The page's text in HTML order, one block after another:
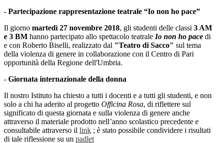
- Partecipazione rappresentazione teatrale “Io non ho pace”
Il giorno martedì 27 novembre 2018, gli studenti delle classi 3 AM
e 3 BM hanno partecipato allo spettacolo teatrale Io non ho pace di
e con Roberto Biselli, realizzato dal "Teatro di Sacco" sul tema
della violenza di genere in collaborazione con il Centro di Pari
opportunità della Regione dell'Umbria.
- Giornata internazionale della donna
Il nostro Istituto ha chiesto a tutti i docenti e a tutti gli studenti, e non
solo a chi ha aderito al progetto Officina Rosa, di riflettere sul
significato di questa giornata e sulla violenza di genere anche
attraverso il materiale prodotto nell’anno scolastico precedente e
consultabile attraverso il link ; è stato possibile condividere i risultati
di tale riflessione su un padlet